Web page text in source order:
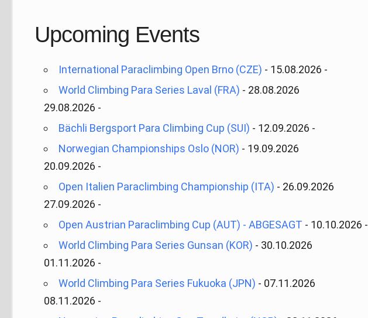
Upcoming Events
International Paraclimbing Open Brno (CZE) - 15.08.2026 -
World Climbing Para Series Laval (FRA) - 28.08.2026
29.08.2026 -
Bächli Bergsport Para Climbing Cup (SUI) - 12.09.2026 -
Norwegian Championships Oslo (NOR) - 19.09.2026
20.09.2026 -
Open Italien Paraclimbing Championship (ITA) - 26.09.2026
27.09.2026 -
Open Austrian Paraclimbing Cup (AUT) - ABGESAGT - 10.10.2026 -
World Climbing Para Series Gunsan (KOR) - 30.10.2026
01.11.2026 -
World Climbing Para Series Fukuoka (JPN) - 07.11.2026
08.11.2026 -